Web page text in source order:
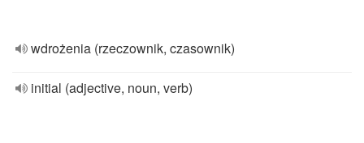
wdrożenia (rzeczownik, czasownik)
initial (adjective, noun, verb)